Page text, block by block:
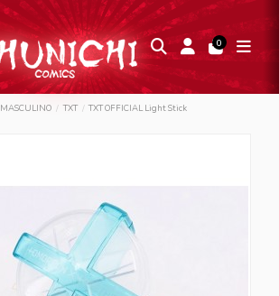
0
TXT TXT OFFICIAL Light Stick